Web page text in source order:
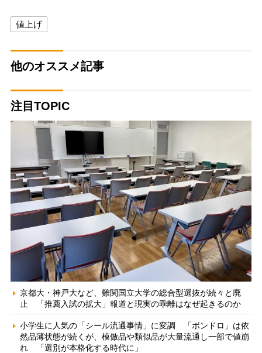
値上げ
他のオススメ記事
注目TOPIC
京都大・神戸大など、難関国立大学の総合型選抜が続々と廃
止 「推薦入試の拡大」報道と現実の乖離はなぜ起きるのか
小学生に人気の「シール流通事情」に変調 「ボンドロ」は依
然品薄状態が続くが、模倣品や類似品が大量流通し一部で値崩
れ 「選別が本格化する時代に」